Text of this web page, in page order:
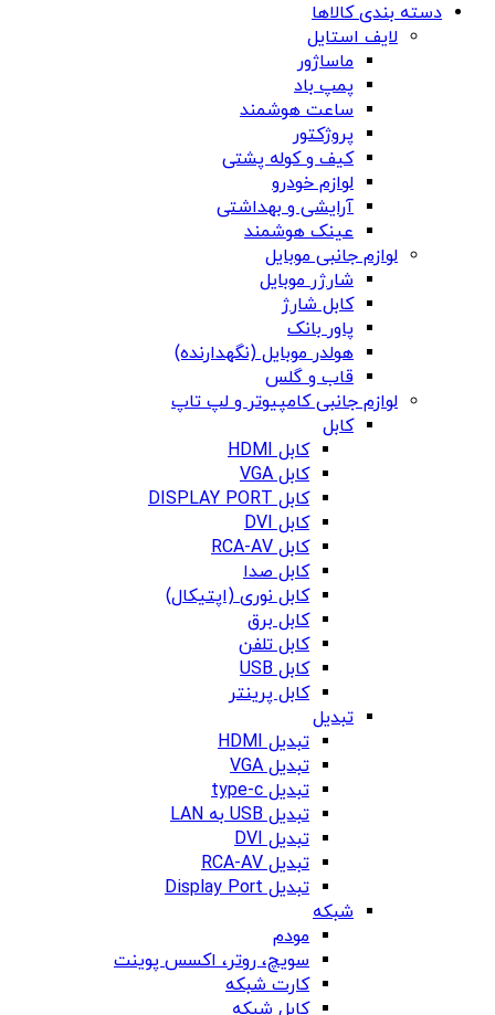
دسته بندی کالاها
لایف استایل
ماساژور
پمپ باد
ساعت هوشمند
پروژکتور
کیف و کوله پشتی
لوازم خودرو
آرایشی و بهداشتی
عینک هوشمند
لوازم جانبی موبایل
شارژر موبایل
کابل شارژ
پاور بانک
هولدر موبایل (نگهدارنده)
قاب و گلس
لوازم جانبی کامپیوتر و لپ تاپ
کابل
کابل HDMI
کابل VGA
کابل DISPLAY PORT
کابل DVI
کابل RCA-AV
کابل صدا
کابل نوری (اپتیکال)
کابل برق
کابل تلفن
کابل USB
کابل پرینتر
تبدیل
تبدیل HDMI
تبدیل VGA
تبدیل type-c
تبدیل USB به LAN
تبدیل DVI
تبدیل RCA-AV
تبدیل Display Port
شبکه
مودم
سویچ، روتر، اکسس پوینت
کارت شبکه
کابل شبکه